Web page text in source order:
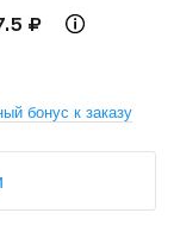
₽
бонус к заказу